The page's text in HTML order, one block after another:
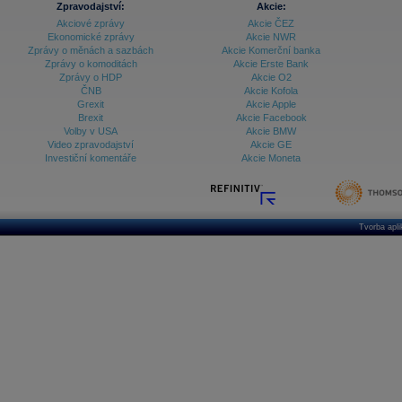
Databanka - Ekonomický růst
Databanka - Indexy
Databanka - Měnové kurzy
Databanka - Trh práce
Databanka - Úrokové sazby
Databanka - Veřejné rozpočty
Databanka akcie - Svět
Zpravodajství:
Akciové zprávy
Ekonomické zprávy
Zprávy o měnách a sazbách
Zprávy o komoditách
Zprávy o HDP
ČNB
Grexit
Brexit
Volby v USA
Video zpravodajství
Investiční komentáře
Akcie:
Akcie ČEZ
Akcie NWR
Akcie Komerční banka
Akcie Erste Bank
Akcie O2
Akcie Kofola
Akcie Apple
Akcie Facebook
Akcie BMW
Akcie GE
Akcie Moneta
Tvorba